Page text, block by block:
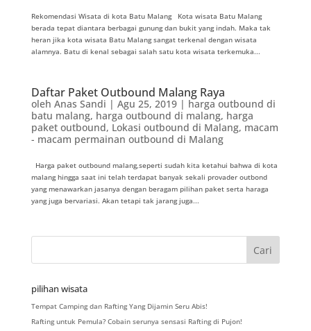
Rekomendasi Wisata di kota Batu Malang Kota wisata Batu Malang
berada tepat diantara berbagai gunung dan bukit yang indah. Maka tak
heran jika kota wisata Batu Malang sangat terkenal dengan wisata
alamnya. Batu di kenal sebagai salah satu kota wisata terkemuka...
Daftar Paket Outbound Malang Raya
oleh Anas Sandi | Agu 25, 2019| harga outbound di
batu malang, harga outbound di malang, harga
paket outbound, Lokasi outbound di Malang, macam
- macam permainan outbound di Malang
Harga paket outbound malang,seperti sudah kita ketahui bahwa di kota
malang hingga saat ini telah terdapat banyak sekali provader outbond
yang menawarkan jasanya dengan beragam pilihan paket serta haraga
yang juga bervariasi. Akan tetapi tak jarang juga...
pilihan wisata
Tempat Camping dan Rafting Yang Dijamin Seru Abis!
Rafting untuk Pemula? Cobain serunya sensasi Rafting di Pujon!